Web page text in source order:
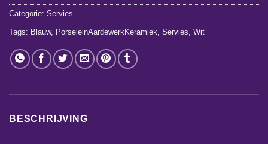
Categorie: Servies
Tags: Blauw, PorseleinAardewerkKeramiek Servies Wit
BESCHRIJVING